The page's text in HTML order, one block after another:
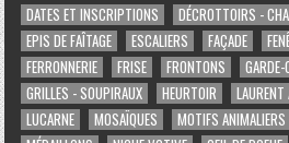
DATES ET INSCRIPTIONS
DÉCROTTOIRS -
EPIS DE FAÎTAGE
ESCALIERS FAÇADE
FERRONNERIE
FRISE FRONTONS
GRILLES - SOUPIRAUX
HEURTOIR
LUCARNE
MOSAÏQUES MOTIFS ANIMALIERS